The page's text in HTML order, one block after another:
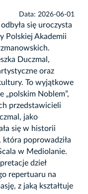
Data: 2026-06-01
się uroczysta
Polskiej Akademii
Duczmal,
oraz
To wyjątkowe
„polskim Noblem”,
przedstawicieli
jako
się w historii
która poprowadziła
w Mediolanie.
dzieł
repertuaru na
z jaką kształtuje